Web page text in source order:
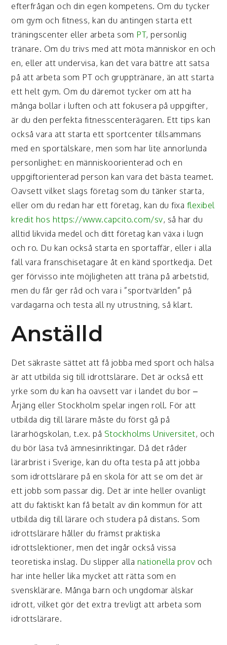
efterfrågan och din egen kompetens. Om du tycker
om gym och fitness, kan du antingen starta ett
träningscenter eller arbeta som PT, personlig
tränare. Om du trivs med att möta människor en och
en, eller att undervisa, kan det vara bättre att satsa
på att arbeta som PT och grupptränare, än att starta
ett helt gym. Om du däremot tycker om att ha
många bollar i luften och att fokusera på uppgifter,
är du den perfekta fitnesscenterägaren. Ett tips kan
också vara att starta ett sportcenter tillsammans
med en sportälskare, men som har lite annorlunda
personlighet: en människoorienterad och en
uppgiftorienterad person kan vara det bästa teamet.
Oavsett vilket slags företag som du tänker starta,
eller om du redan har ett företag, kan du fixa flexibel
kredit hos https://www.capcito.com/sv, så har du
alltid likvida medel och ditt företag kan växa i lugn
och ro. Du kan också starta en sportaffär, eller i alla
fall vara franschisetagare åt en känd sportkedja. Det
ger förvisso inte möjligheten att träna på arbetstid,
men du får ger råd och vara i ”sportvärlden” på
vardagarna och testa all ny utrustning, så klart.
Anställd
Det säkraste sättet att få jobba med sport och hälsa
är att utbilda sig till idrottslärare. Det är också ett
yrke som du kan ha oavsett var i landet du bor –
Årjäng eller Stockholm spelar ingen roll. För att
utbilda dig till lärare måste du först gå på
lärarhögskolan, t.ex. på Stockholms Universitet, och
du bör läsa två ämnesinriktingar. Då det råder
lärarbrist i Sverige, kan du ofta testa på att jobba
som idrottslärare på en skola för att se om det är
ett jobb som passar dig. Det är inte heller ovanligt
att du faktiskt kan få betalt av din kommun för att
utbilda dig till lärare och studera på distans. Som
idrottslärare håller du främst praktiska
idrottslektioner, men det ingår också vissa
teoretiska inslag. Du slipper alla nationella prov och
har inte heller lika mycket att rätta som en
svensklärare. Många barn och ungdomar älskar
idrott, vilket gör det extra trevligt att arbeta som
idrottslärare.